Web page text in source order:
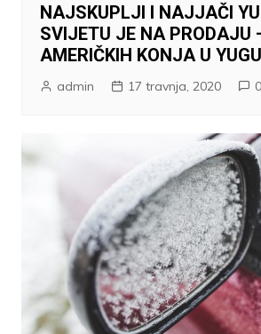
NAJSKUPLJI I NAJJAČI
SVIJETU JE NA PRODAJU
AMERIČKIH KONJA U YUGU
admin 17 travnja, 2020 0